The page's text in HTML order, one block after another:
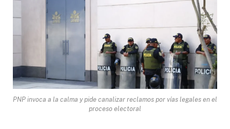
PNP invoca a la calma y pide canalizar reclamos por vías legales en el
proceso electoral